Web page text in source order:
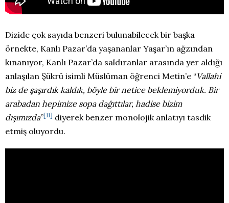
Dizide çok sayıda benzeri bulunabilecek bir başka
örnekte, Kanlı Pazar’da yaşananlar Yaşar’ın ağzından
kınanıyor, Kanlı Pazar’da saldıranlar arasında yer aldığı
anlaşılan Şükrü isimli Müslüman öğrenci Metin’e “Vallahi
biz de şaşırdık kaldık, böyle bir netice beklemiyorduk. Bir
arabadan hepimize sopa dağıttılar, hadise bizim
dışımızda”[11] diyerek benzer monolojik anlatıyı tasdik
etmiş oluyordu.